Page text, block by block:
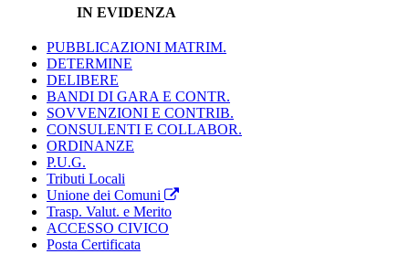
IN EVIDENZA
PUBBLICAZIONI MATRIM.
DETERMINE
DELIBERE
BANDI DI GARA E CONTR.
SOVVENZIONI E CONTRIB.
CONSULENTI E COLLABOR.
ORDINANZE
P.U.G.
Tributi Locali
Unione dei Comuni
Trasp. Valut. e Merito
ACCESSO CIVICO
Posta Certificata